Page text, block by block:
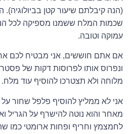
(הנה קיבלתם שיעור קטן
שכמות המלח ששמנו מספיקה לכל
עמוקה וטובה.
אם אתם חוששים, אני מבטיח לכם
ונפרוס אותו לפרוסות דקות של
מלוחה ולא תצטרכו להוסיף עוד מלח.
אני לא ממליץ להוסיף פלפל שחור
מאחר והוא נוטה להישרף על הגריל
לחמצמץ וחריף ופחות ארומטי כמו